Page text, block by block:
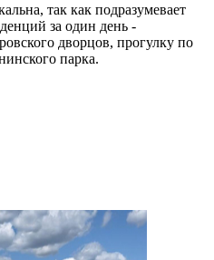
так как подразумевает
за один день -
дворцов, прогулку по
парка.